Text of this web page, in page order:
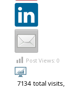
Post Views: 0
7134 total visits,